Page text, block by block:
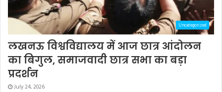
Uncategorized
लखनऊ विश्वविद्यालय में आज छात्र आंदोलन
का बिगुल, समाजवादी छात्र सभा का बड़ा
प्रदर्शन
July 24, 2026